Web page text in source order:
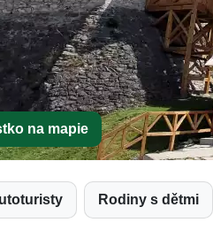
na mapie
Autoturisty Rodiny s dětmi